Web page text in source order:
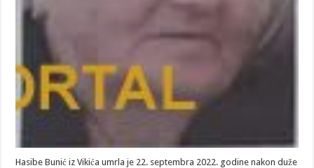
Hasibe Bunić iz Vikića umrla je 22. septembra 2022. godine nakon duže